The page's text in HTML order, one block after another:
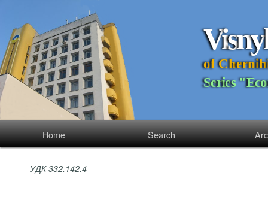
Visny
of Chernih
Series "Eco
Home Search
УДК 332.142.4